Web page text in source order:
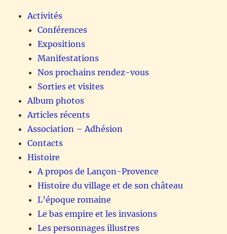
Activités
Conférences
Expositions
Manifestations
Nos prochains rendez-vous
Sorties et visites
Album photos
Articles récents
Association – Adhésion
Contacts
Histoire
A propos de Lançon-Provence
Histoire du village et de son château
L’époque romaine
Le bas empire et les invasions
Les personnages illustres